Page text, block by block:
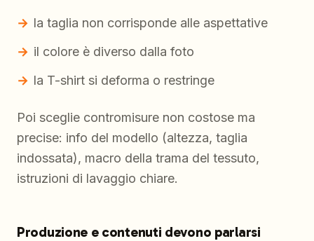
la taglia non corrisponde alle aspettative
il colore è diverso dalla foto
la T-shirt si deforma o restringe
Poi sceglie contromisure non costose ma
precise: info del modello (altezza, taglia
indossata), macro della trama del tessuto,
istruzioni di lavaggio chiare.
Produzione e contenuti devono parlarsi